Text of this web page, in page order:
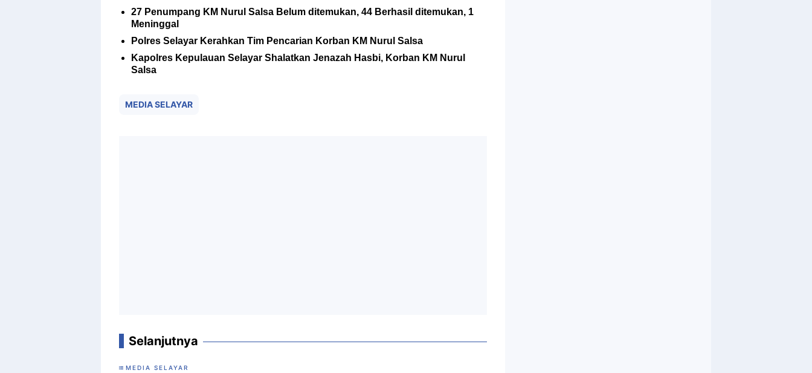
27 Penumpang KM Nurul Salsa Belum ditemukan, 44 Berhasil ditemukan, 1
Meninggal
Polres Selayar Kerahkan Tim Pencarian Korban KM Nurul Salsa
Kapolres Kepulauan Selayar Shalatkan Jenazah Hasbi, Korban KM Nurul
Salsa
MEDIA SELAYAR
Selanjutnya
MEDIA SELAYAR